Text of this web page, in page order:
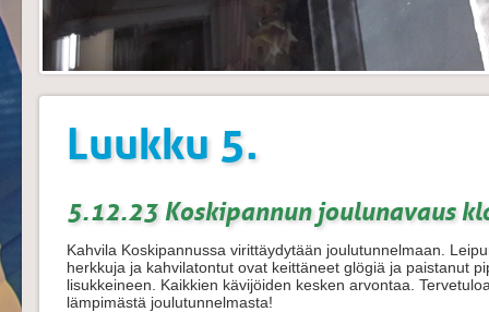
Luukku 5.
5.12.23 Koskipannun joulunavaus
Kahvila Koskipannussa virittäydytään joulutunnelmaan.
herkkuja ja kahvilatontut ovat keittäneet glögiä ja paistanut
lisukkeineen. Kaikkien kävijöiden kesken arvontaa.
lämpimästä joulutunnelmasta!